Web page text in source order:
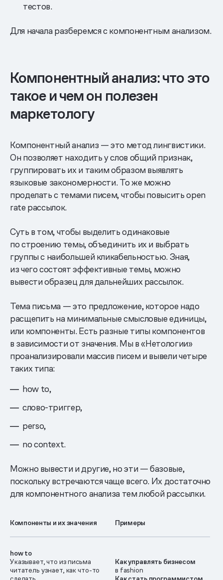
тестов.
Для начала разберемся с компонентным анализом.
Компонентный анализ: что это
такое и чем он полезен
маркетологу
Компонентный анализ — это метод лингвистики.
Он позволяет находить у слов общий признак,
группировать их и таким образом выявлять
языковые закономерности. То же можно
проделать с темами писем, чтобы повысить open
rate рассылок.
Суть в том, чтобы выделить одинаковые
по строению темы, объединить их и выбрать
группы с наибольшей кликабельностью. Зная,
из чего состоят эффективные темы, можно
вывести образец для дальнейших рассылок.
Тема письма — это предложение, которое надо
расщепить на минимальные смысловые единицы,
или компоненты. Есть разные типы компонентов
в зависимости от значения. Мы в «Нетологии»
проанализировали массив писем и вывели четыре
таких типа:
how to,
слово-триггер,
perso,
no context.
Можно вывести и другие, но эти — базовые,
поскольку встречаются чаще всего. Их достаточно
для компонентного анализа тем любой рассылки.
Компоненты и их значения Примеры
how to
Указывает, что из письма
читатель узнает, как что-то
Как управлять бизнесом
в fashion